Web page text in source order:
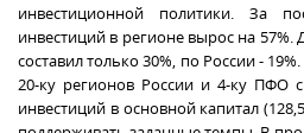
инвестиционной политики. За
инвестиций в регионе вырос на
составил только 30%, по России -
20-ку регионов России и 4-ку ПФО
инвестиций в основной капитал